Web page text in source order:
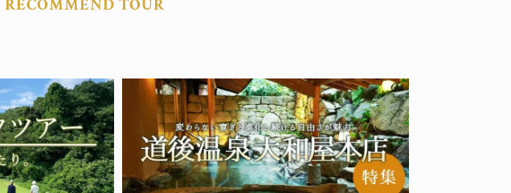
RECOMMEND TOUR